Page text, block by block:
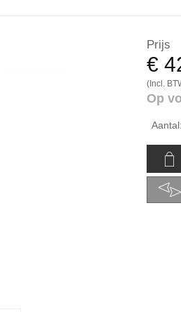
Prijs
€
(Incl.
Op
Aantal: